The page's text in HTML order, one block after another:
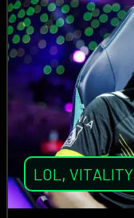
LOL,VITALITY